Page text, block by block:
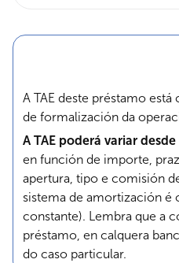
A TAE deste préstamo
de formalización da
A TAE poderá variar desde
en función de importe,
apertura, tipo e comisión
sistema de amortización é
constante). Lembra que a
préstamo, en calquera
do caso particular.